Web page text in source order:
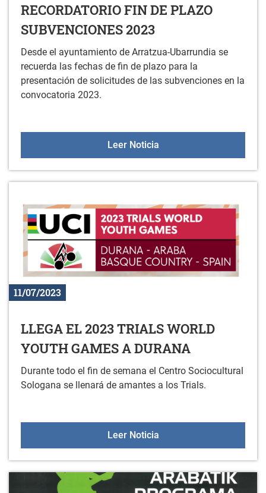
RECORDATORIO FIN DE PLAZO
SUBVENCIONES 2023
Desde el ayuntamiento de Arratzua-Ubarrundia se
recuerda las fechas de fin de plazo para la
presentación de solicitudes de las subvenciones en la
convocatoria 2023.
Leer NoticiaRECORDATORIO FIN DE
11/07/2023
LLEGA EL 2023 TRIALS WORLD
YOUTH GAMES A DURANA
Durante todo el fin de semana el Centro Sociocultural
Sologana se llenará de amantes a los Trials.
Leer NoticiaLLEGA EL 2023 TRIALS